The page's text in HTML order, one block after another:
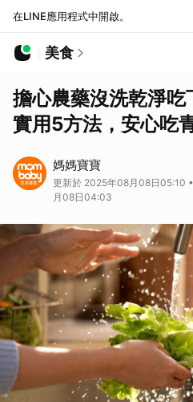
在LINE應用程式中開啟。
美食
擔心農藥沒洗乾淨
實用5方法，安心吃
媽媽寶寶
更新於 2025年08月08日05:10
月08日04:03